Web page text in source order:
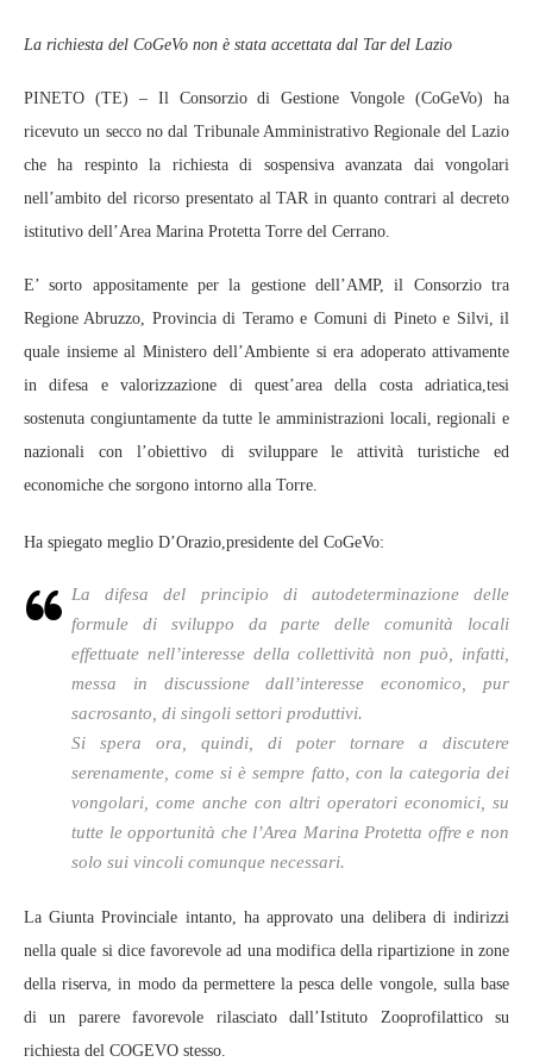
La richiesta del CoGeVo non è stata accettata dal Tar del Lazio
PINETO (TE) – Il Consorzio di Gestione Vongole (CoGeVo)
ha
ricevuto un secco no dal Tribunale Amministrativo Regionale del Lazio
che ha respinto la richiesta di sospensiva avanzata dai vongolari
nell’ambito del ricorso presentato al TAR in quanto contrari al decreto
istitutivo dell’Area Marina Protetta Torre del Cerrano.
E’ sorto appositamente per la gestione dell’AMP, il Consorzio tra
Regione Abruzzo, Provincia di Teramo e Comuni di Pineto e Silvi, il
quale insieme al Ministero dell’Ambiente si era adoperato attivamente
in difesa e valorizzazione di quest’area della costa adriatica,tesi
sostenuta congiuntamente da tutte le amministrazioni locali, regionali e
nazionali con l’obiettivo di sviluppare le attività turistiche ed
economiche che sorgono intorno alla Torre.
Ha spiegato meglio D’Orazio,presidente del CoGeVo:
La difesa del principio di autodeterminazione delle
formule di sviluppo da parte delle comunità locali
effettuate nell’interesse della collettività non può, infatti,
messa in discussione dall’interesse economico, pur
sacrosanto, di singoli settori produttivi.
Si spera ora, quindi, di poter tornare a discutere
serenamente, come si è sempre fatto, con la categoria dei
vongolari, come anche con altri operatori economici, su
tutte le opportunità che l’Area Marina Protetta offre e non
solo sui vincoli comunque necessari.
La Giunta Provinciale intanto, ha approvato una delibera di indirizzi
nella quale si dice favorevole ad una modifica della ripartizione in zone
della riserva, in modo da permettere la pesca delle vongole, sulla base
di un parere favorevole rilasciato dall’Istituto Zooprofilattico su
richiesta del COGEVO stesso.